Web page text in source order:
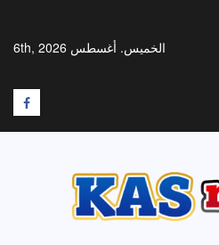
الخميس. أغسطس 6th, 2026
F